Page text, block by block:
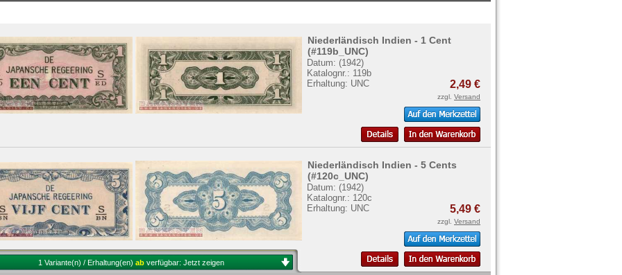
Niederländisch Indien - 1 Cent
(#119b_UNC)
Datum: (1942)
Katalognr.: 119b
Erhaltung: UNC
2,49 €
zzgl. Versand
Niederländisch Indien - 5 Cents
(#120c_UNC)
Datum: (1942)
Katalognr.: 120c
Erhaltung: UNC
5,49 €
zzgl. Versand
1 Variante(n) / Erhaltung(en) ab verfügbar: Jetzt zeigen